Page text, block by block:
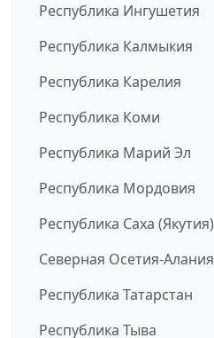
Республика Ингушетия
Республика Калмыкия
Республика Карелия
Республика Коми
Республика Марий Эл
Республика Мордовия
Республика Саха (Якутия)
Северная Осетия-Алания
Республика Татарстан
Республика Тыва